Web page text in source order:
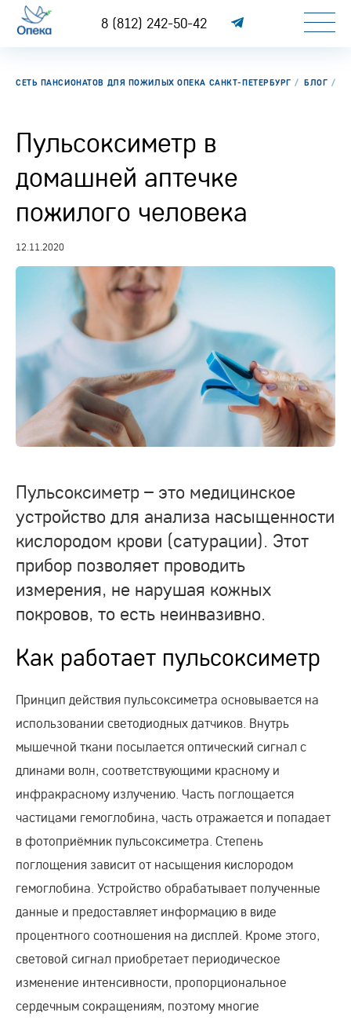
8 (812) 242-50-42
СЕТЬ ПАНСИОНАТОВ ДЛЯ ПОЖИЛЫХ ОПЕКА САНКТ-ПЕТЕРБУРГ БЛОГ
Пульсоксиметр в
домашней аптечке
пожилого человека
12.11.2020
Пульсоксиметр – это медицинское
устройство для анализа насыщенности
кислородом крови (сатурации). Этот
прибор позволяет проводить
измерения, не нарушая кожных
покровов, то есть неинвазивно.
Как работает пульсоксиметр
Принцип действия пульсоксиметра основывается на
использовании светодиодных датчиков. Внутрь
мышечной ткани посылается оптический сигнал с
длинами волн, соответствующими красному и
инфракрасному излучению. Часть поглощается
частицами гемоглобина, часть отражается и попадает
в фотоприёмник пульсоксиметра. Степень
поглощения зависит от насыщения кислородом
гемоглобина. Устройство обрабатывает полученные
данные и предоставляет информацию в виде
процентного соотношения на дисплей. Кроме этого,
световой сигнал приобретает периодическое
изменение интенсивности, пропорциональное
сердечным сокращениям, поэтому многие